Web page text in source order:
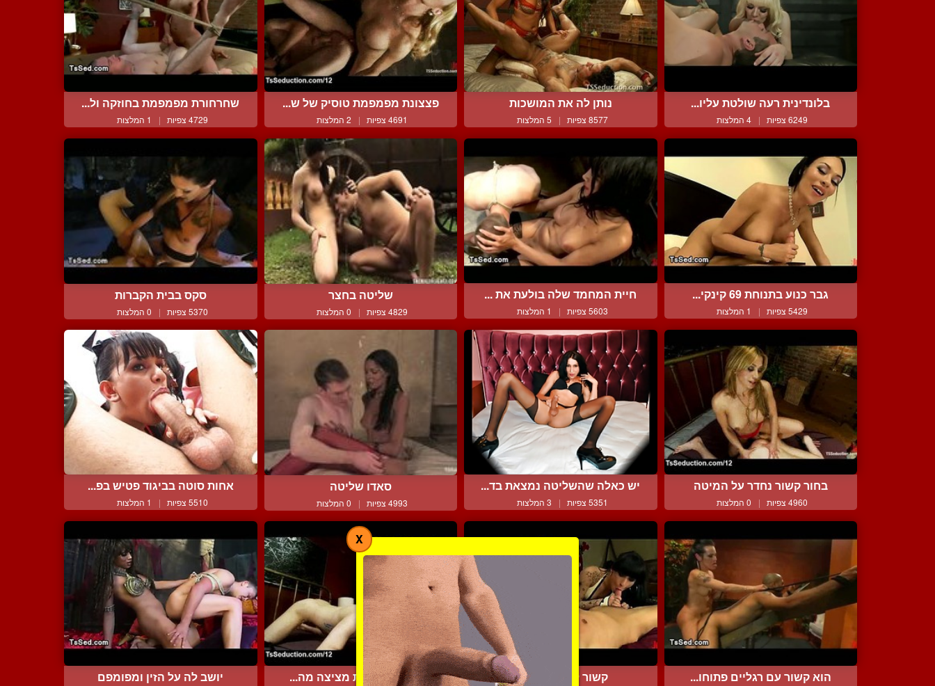
בלונדינית רעה שולטת עליו...
6249 צפיות | 4 המלצות
נותן לה את המושכות
8577 צפיות | 5 המלצות
פצצונת מפמפמת טוסיק של ש...
4691 צפיות | 2 המלצות
שחרחורת מפמפמת בחוזקה ול...
4729 צפיות | 1 המלצות
גבר כנוע בתנוחת 69 קינקי...
5429 צפיות | 1 המלצות
חיית המחמד שלה בולעת את ...
5603 צפיות | 1 המלצות
שליטה בחצר
4829 צפיות | 0 המלצות
סקס בבית הקברות
5370 צפיות | 0 המלצות
בחור קשור נחדר על המיטה
4960 צפיות | 0 המלצות
יש כאלה שהשליטה נמצאת בד...
5351 צפיות | 3 המלצות
סאדו שליטה
4993 צפיות | 0 המלצות
אחות סוטה בביגוד פטיש בפ...
5510 צפיות | 1 המלצות
הוא קשור עם רגליים פתוחו... קשור למיטה ונמצץ ליידי בוי מקבלת מציצה מה... יושב לה על הזין ומפומפם
X